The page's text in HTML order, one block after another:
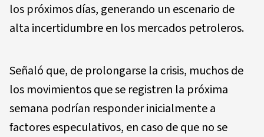
los próximos días, generando un escenario de
alta incertidumbre en los mercados petroleros.
Señaló que, de prolongarse la crisis, muchos de
los movimientos que se registren la próxima
semana podrían responder inicialmente a
factores especulativos, en caso de que no se